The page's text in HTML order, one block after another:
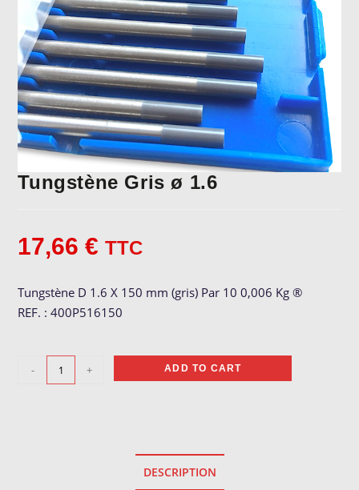
Tungstène Gris ø 1.6
17,66€ TTC
Tungstène D 1.6 X 150 mm (gris) Par 10 0,006 Kg ®
REF. : 400P516150
Tungstène
- + ADD TO CART
DESCRIPTION